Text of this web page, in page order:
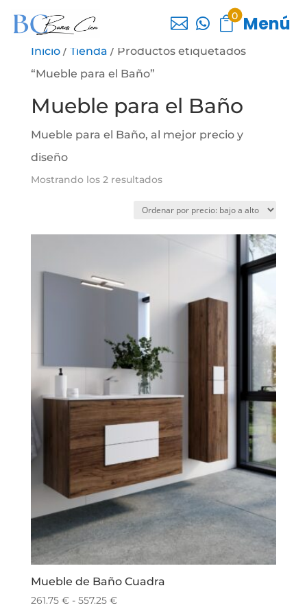
  0 Menú
Inicio/ Tienda / Productos etiquetados
“Mueble para el Baño”
Mueble para el Baño
Mueble para el Baño, al mejor precio y
diseño
Mostrando los 2 resultadosOrdenado
Mueble de Baño Cuadra
261.75 € - 557.25 €Rango